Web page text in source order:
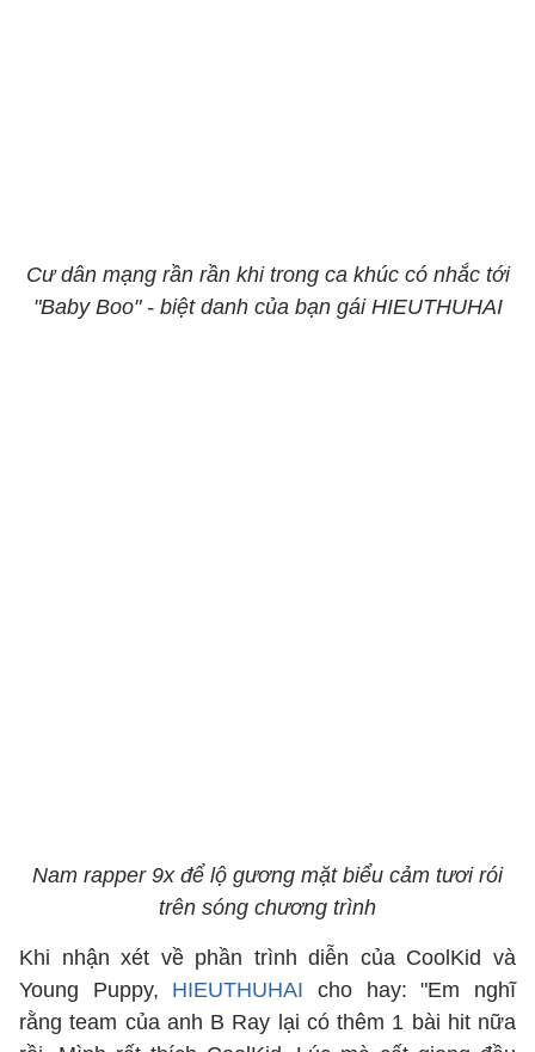
Cư dân mạng rần rần khi trong ca khúc có nhắc tới
"Baby Boo" - biệt danh của bạn gái HIEUTHUHAI
Nam rapper 9x để lộ gương mặt biểu cảm tươi rói
trên sóng chương trình
Khi nhận xét về phần trình diễn của CoolKid và
Young Puppy, HIEUTHUHAI cho hay: "Em nghĩ
rằng team của anh B Ray lại có thêm 1 bài hit nữa